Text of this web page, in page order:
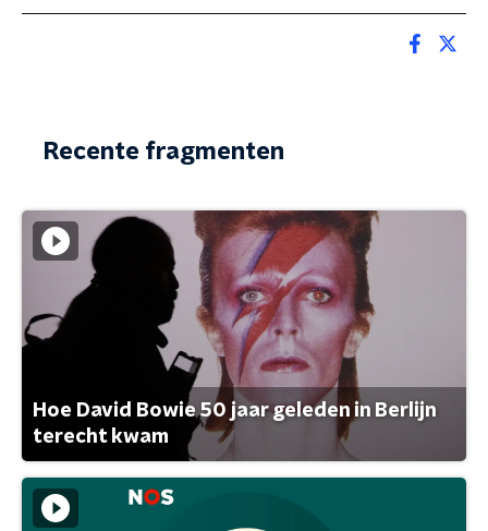
Recente fragmenten
Hoe David Bowie 50 jaar geleden in Berlijn
terecht kwam